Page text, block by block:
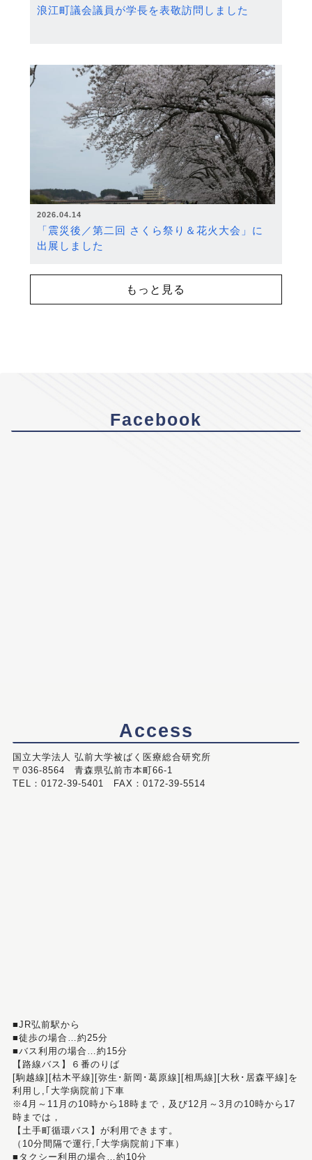
浪江町議会議員が学長を表敬訪問しました
2026.04.14
「震災後／第二回 さくら祭り＆花火大会」に
出展しました
もっと見る
Facebook
Access
国立大学法人 弘前大学被ばく医療総合研究所
〒036-8564 青森県弘前市本町66-1
TEL：0172-39-5401 FAX：0172-39-5514
■JR弘前駅から
■徒歩の場合…約25分
■バス利用の場合…約15分
【路線バス】６番のりば
[駒越線][枯木平線][弥生･新岡･葛原線][相馬線][大秋･居森平線]を
利用し,｢大学病院前｣下車
※4月～11月の10時から18時まで，及び12月～3月の10時から17
時までは，
【土手町循環バス】が利用できます。
（10分間隔で運行,｢大学病院前｣下車）
■タクシー利用の場合…約10分